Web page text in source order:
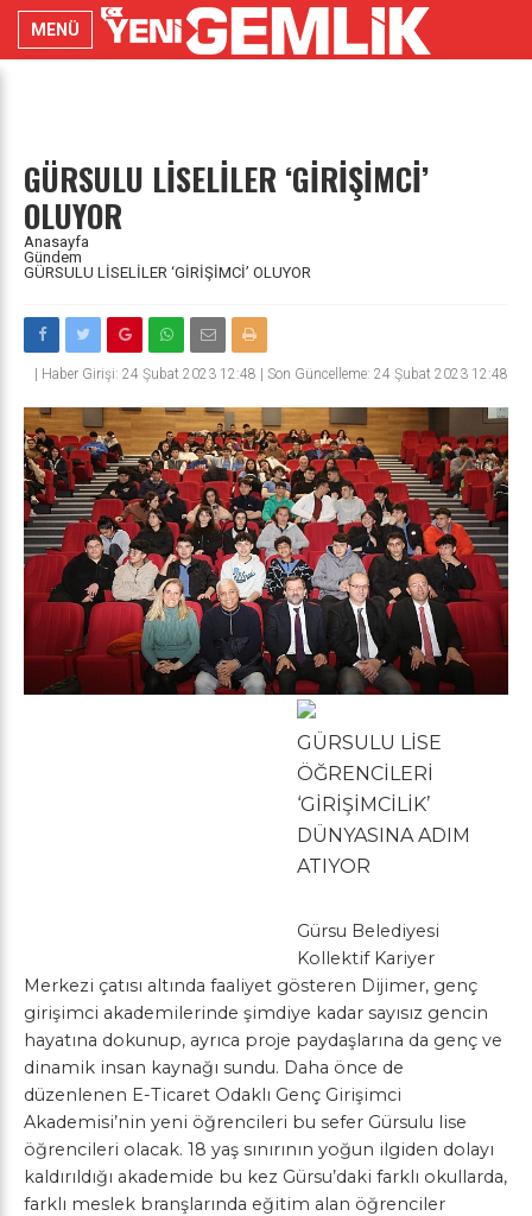
MENÜ
GÜRSULU LİSELİLER ‘GİRİŞİMCİ’
OLUYOR
Anasayfa
Gündem
GÜRSULU LİSELİLER ‘GİRİŞİMCİ’ OLUYOR
Haber Girişi: 24 Şubat 2023 12:48 | Son Güncelleme: 24 Şubat 2023 12:48
GÜRSULU LİSE
ÖĞRENCİLERİ
‘GİRİŞİMCİLİK’
DÜNYASINA ADIM
ATIYOR
Gürsu Belediyesi
Kollektif Kariyer
Merkezi çatısı altında faaliyet gösteren Dijimer, genç
girişimci akademilerinde şimdiye kadar sayısız gencin
hayatına dokunup, ayrıca proje paydaşlarına da genç ve
dinamik insan kaynağı sundu. Daha önce de
düzenlenen E-Ticaret Odaklı Genç Girişimci
Akademisi’nin yeni öğrencileri bu sefer Gürsulu lise
öğrencileri olacak. 18 yaş sınırının yoğun ilgiden dolayı
kaldırıldığı akademide bu kez Gürsu’daki farklı okullarda,
farklı meslek branşlarında eğitim alan öğrenciler